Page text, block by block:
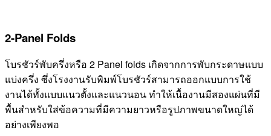
2-Panel Folds
โบรชัวร์พับครึ่งหรือ 2 Panel folds เกิดจากการพับกระดาษแบบ
แบ่งครึ่ง ซึ่งโรงงานรับพิมพ์โบรชัวร์สามารถออกแบบการใช้
งานได้ทั้งแบบแนวตั้งและแนวนอน ทำให้เนื้องานมีสองแผ่นที่มี
พื้นสำหรับใส่ข้อความที่มีความยาวหรือรูปภาพขนาดใหญ่ได้
อย่างเพียงพอ